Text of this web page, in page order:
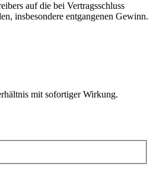
auf die bei Vertragsschluss
insbesondere entgangenen Gewinn.
mit sofortiger Wirkung.